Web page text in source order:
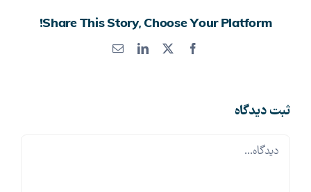
Share This Story, Choose Your Platform!
Facebook
X
LinkedInپست
ثبت ديدگاه
Comment